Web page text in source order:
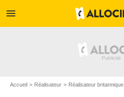
menu
Accueil Réalisateur Réalisateur britannique